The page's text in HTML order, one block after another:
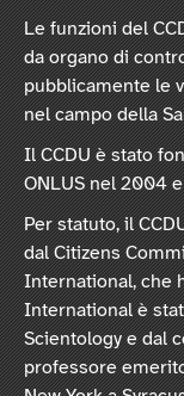
Le funzioni del
da organo di
pubblicamente le
nel campo della
Il CCDU è stato
ONLUS nel 2004
Per statuto, il
dal Citizens
International, che
International è
Scientology e dal
professore